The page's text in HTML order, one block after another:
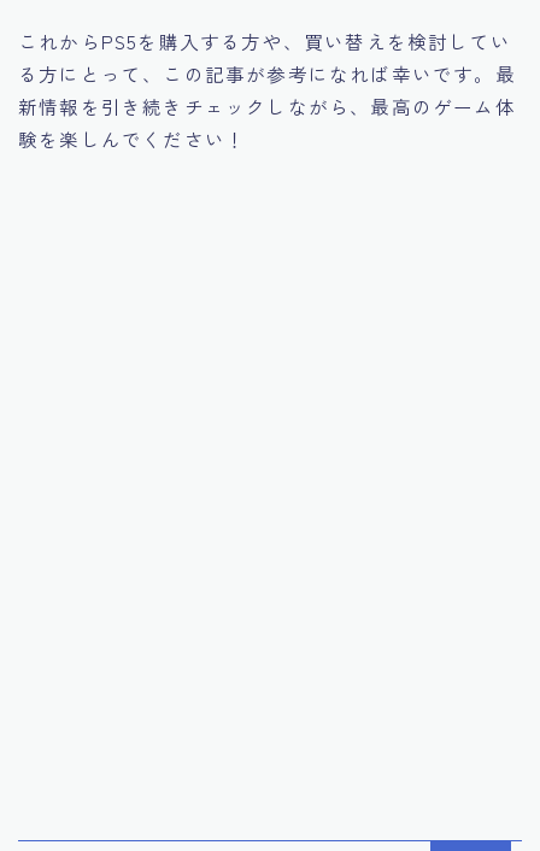
これからPS5を購入する方や、買い替えを検討してい
る方にとって、この記事が参考になれば幸いです。最
新情報を引き続きチェックしながら、最高のゲーム体
験を楽しんでください！